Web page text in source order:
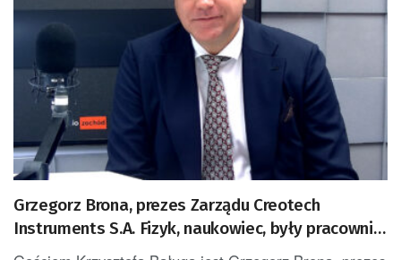
Grzegorz Brona, prezes Zarządu Creotech
Instruments S.A. Fizyk, naukowiec, były pracownik
CERN w Genewie, przedsiębiorca i nauczyciel